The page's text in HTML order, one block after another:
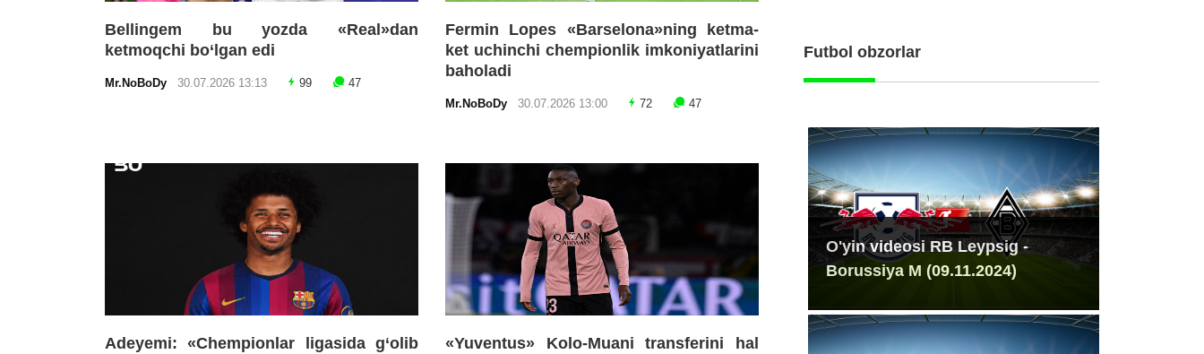
Bellingem bu yozda «Real»dan
ketmoqchi bo‘lgan edi
Mr.NoBoDy 30.07.2026 13:13 99 47
Fermin Lopes «Barselona»ning ketma-
ket uchinchi chempionlik imkoniyatlarini
baholadi
Mr.NoBoDy 30.07.2026 13:00 72 47
Adeyemi: «Chempionlar ligasida g‘olib
«Yuventus» Kolo-Muani transferini hal
Futbol obzorlar
O'yin videosi RB Leypsig -
Borussiya M (09.11.2024)